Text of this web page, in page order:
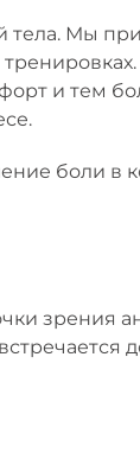
Мы
и тем
боли в
зрения